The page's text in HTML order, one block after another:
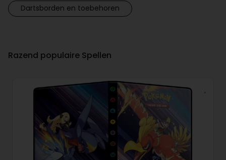
Dartsborden en toebehoren
Razend populaire Spellen